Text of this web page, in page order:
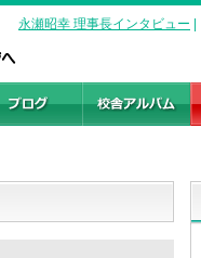
永瀬昭幸 理事長インタビュー